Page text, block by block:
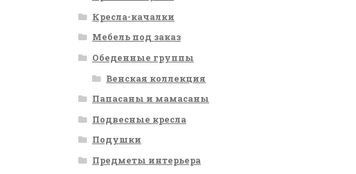
Кресла-качалки
Мебель под заказ
Обеденные группы
Венская коллекция
Папасаны и мамасаны
Подвесные кресла
Подушки
Предметы интерьера